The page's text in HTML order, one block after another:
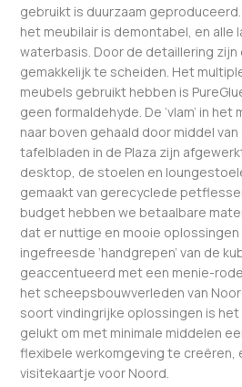
gebruikt is duurzaam
het meubilair is demontabel, en alle
waterbasis. Door de detaillering zijn
gemakkelijk te scheiden. Het
meubels gebruikt hebben is
geen formaldehyde. De ‘vlam’ in
naar boven gehaald door middel van
tafelbladen in de Plaza zijn
desktop, de stoelen en
gemaakt van gerecyclede
budget hebben we betaalbare
dat er nuttige en mooie
ingefreesde ‘handgrepen’ van de
geaccentueerd met een menie-
het scheepsbouwverleden van
soort vindingrijke oplossingen is
gelukt om met minimale middelen
flexibele werkomgeving te creëren,
visitekaartje voor Noord.